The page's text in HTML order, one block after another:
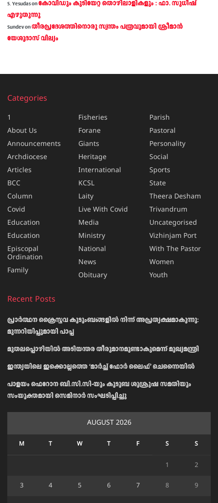
S. Yesudasonകോവിഡും കുടിയേറ്റ തൊഴിലാളികളും : ഫാ. സുധീഷ്
എഴുതുന്നു
Sundevonതീരപ്രദേശത്തിനൊരു സ്വന്തം പത്രവുമായി ശ്രീമാന്‍
യേശുദാസ് വില്യം
Categories
1
About Us
Announcements
Archdiocese
Articles
BCC
Column
Covid
Education
Education
Episcopal
Ordination
Family
Fisheries
Forane
Giants
Heritage
International
KCSL
Laity
Live With Covid
Media
Ministry
National
News
Obituary
Parish
Pastoral
Personality
Social
Sports
State
Theera Desham
Trivandrum
Uncategorised
Vizhinjam Port
With The Pastor
Women
Youth
Recent Posts
പ്രാര്‍ത്ഥന ക്രൈസ്തവ കുടുംബങ്ങളില്‍ നിന്ന് അപ്രത്യക്ഷമാകുന്നു:
മുന്നറിയിപ്പുമായി പാപ്പ
മുതലപ്പൊഴിയിൽ അടിയന്തര തീരുമാനമുണ്ടാകുമെന്ന് മുഖ്യമന്ത്രി
ഇന്ത്യയിലെ ഇക്കൊല്ലത്തെ ‘മാർച്ച് ഫോർ ലൈഫ്’ ചെന്നൈയിൽ
പാളയം ഫെറോന ബി.സി.സി-യും കുടുബ ശുശ്രൂഷ സമതിയും
സംയുക്തമായി സെമിനാർ സംഘടിപ്പിച്ചു
AUGUST 2026
M T W T F S S
1 2
3 4 5 6 7 8 9